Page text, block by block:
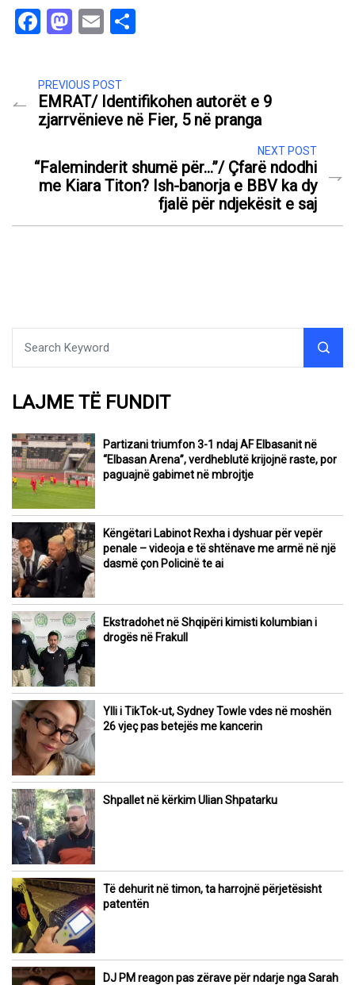
Facebook
Mastodon
Email
PREVIOUS POST
EMRAT/ Identifikohen autorët e 9
zjarrvënieve në Fier, 5 në pranga
NEXT POST
“Faleminderit shumë për…”/ Çfarë ndodhi
me Kiara Titon? Ish-banorja e BBV ka dy
fjalë për ndjekësit e saj
LAJME TË FUNDIT
Partizani triumfon 3-1 ndaj AF Elbasanit në
“Elbasan Arena”, verdheblutë krijojnë raste, por
paguajnë gabimet në mbrojtje
Këngëtari Labinot Rexha i dyshuar për vepër
penale – videoja e të shtënave me armë në një
dasmë çon Policinë te ai
Ekstradohet në Shqipëri kimisti kolumbian i
drogës në Frakull
Ylli i TikTok-ut, Sydney Towle vdes në moshën
26 vjeç pas betejës me kancerin
Shpallet në kërkim Ulian Shpatarku
Të dehurit në timon, ta harrojnë përjetësisht
patentën
DJ PM reagon pas zërave për ndarje nga Sarah